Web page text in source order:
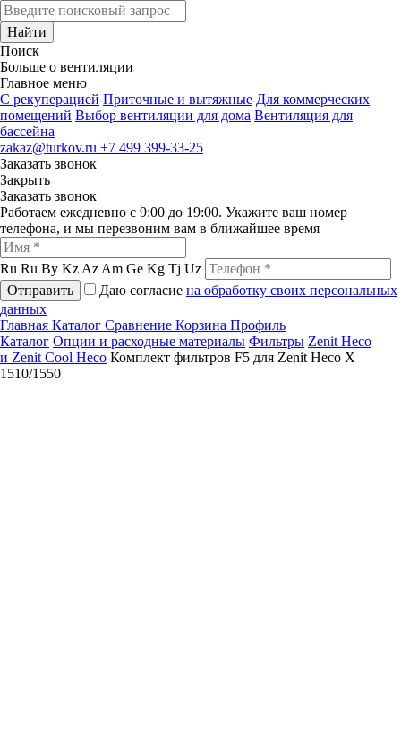
Найти
Поиск
Больше о вентиляции
Главное меню
C рекуперацией Приточные и вытяжные Для коммерческих
помещений Выбор вентиляции для дома Вентиляция для
бассейна
zakaz@turkov.ru +7 499 399-33-25
Заказать звонок
Закрыть
Заказать звонок
Работаем ежедневно с 9:00 до 19:00. Укажите ваш номер
телефона, и мы перезвоним вам в ближайшее время
Ru Ru By Kz Az Am Ge Kg Tj Uz
Отправить
Даю согласие на обработку своих персональных
данных
Главная Каталог Сравнение Корзина Профиль
Каталог Опции и расходные материалы Фильтры Zenit Heco
и Zenit Cool Heco Комплект фильтров F5 для Zenit Heco X
1510/1550